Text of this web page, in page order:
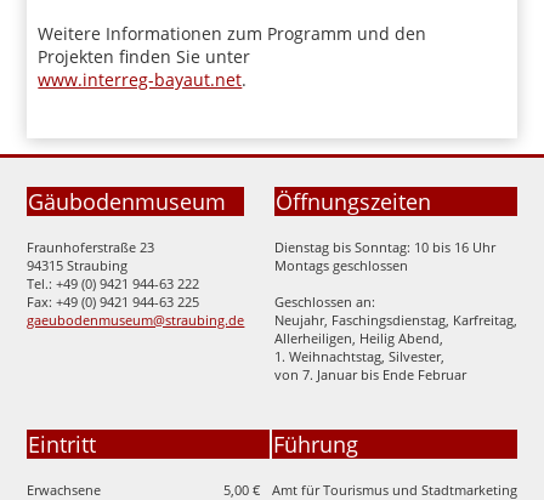
Weitere Informationen zum Programm und den
Projekten finden Sie unter
www.interreg-bayaut.net.
Gäubodenmuseum
Fraunhoferstraße 23
94315 Straubing
Tel.: +49 (0) 9421 944-63 222
Fax: +49 (0) 9421 944-63 225
gaeubodenmuseum@straubing.de
Öffnungszeiten
Dienstag bis Sonntag: 10 bis 16 Uhr
Montags geschlossen
Geschlossen an:
Neujahr, Faschingsdienstag, Karfreitag,
Allerheiligen, Heilig Abend,
1. Weihnachtstag, Silvester,
von 7. Januar bis Ende Februar
Eintritt
Erwachsene
5,00 €
Führung
Amt für Tourismus und Stadtmarketing